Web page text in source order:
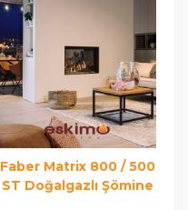
Faber Matrix 800 / 500
ST Doğalgazlı Şömine